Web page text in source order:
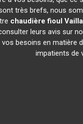
très brefs, nous
chaudière fioul
leurs avis sur
besoins en matière
impatients de